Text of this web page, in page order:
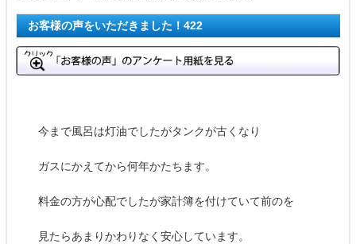
お客様の声をいただきました！422
今まで風呂は灯油でしたがタンクが古くなり
ガスにかえてから何年かたちます。
料金の方が心配でしたが家計簿を付けていて前のを
見たらあまりかわりなく安心しています。